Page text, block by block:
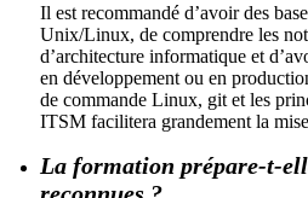
Il est recommandé d’avoir des
Unix/Linux, de comprendre les
d’architecture informatique et
en développement ou en
de commande Linux, git et les
ITSM facilitera grandement la
La formation prépare-t-